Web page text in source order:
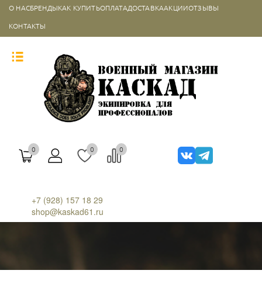
О НАСБРЕНДЫКАК КУПИТЬОПЛАТАДОСТАВКААКЦИИОТЗЫВЫ
КОНТАКТЫ
0 0 0
+7 (928) 157 18 29
shop@kaskad61.ru